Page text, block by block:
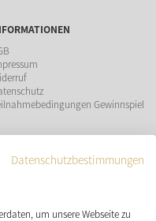
Gewinnspiel
Datenschutzbestimmungen
um unsere Webseite zu